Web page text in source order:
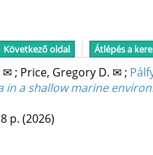
Következő oldal Átlépés a
✉; Price, Gregory D. ✉;
a shallow marine
p. (2026)